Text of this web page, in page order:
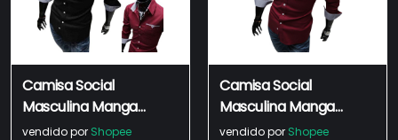
Camisa Social
Masculina Manga
Longa Slim Fit Nacional
vendido por Shopee
Camisa Social
Masculina Manga
Longa - Slim Fit
vendido por Shopee